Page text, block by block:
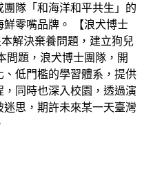
隊「和海洋和平共生」的
零嘴品牌。 【浪犬博士
解決棄養問題，建立狗兒
問題，浪犬博士團隊，開
低門檻的學習體系，提供
同時也深入校園，透過演
思，期許未來某一天臺灣